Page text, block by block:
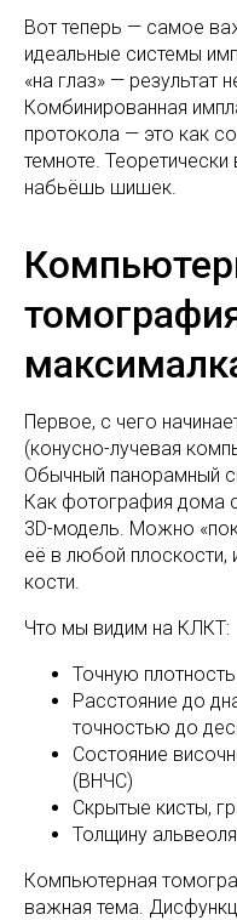
Вот теперь — самое
идеальные системы
«на глаз» — результат
Комбинированная
протокола — это как
темноте.
набьёшь шишек.
Первое, с чего
(конусно-лучевая
Обычный панорамный
Как фотография дома
3D-модель. Можно
её в любой плоскости,
кости.
Что мы видим на КЛКТ:
Точную
Расстояние до
точностью до
Состояние
(ВНЧС)
Скрытые кисты,
Толщину
Компьютерная
важная тема.